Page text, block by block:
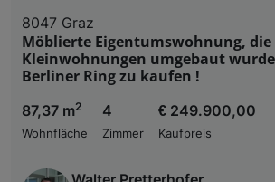
8047 Graz
Möblierte Eigentumswohnung, die
Kleinwohnungen umgebaut
Berliner Ring zu kaufen !
87,37 m2
Wohnfläche
4
Zimmer
€ 249.900,00
Kaufpreis